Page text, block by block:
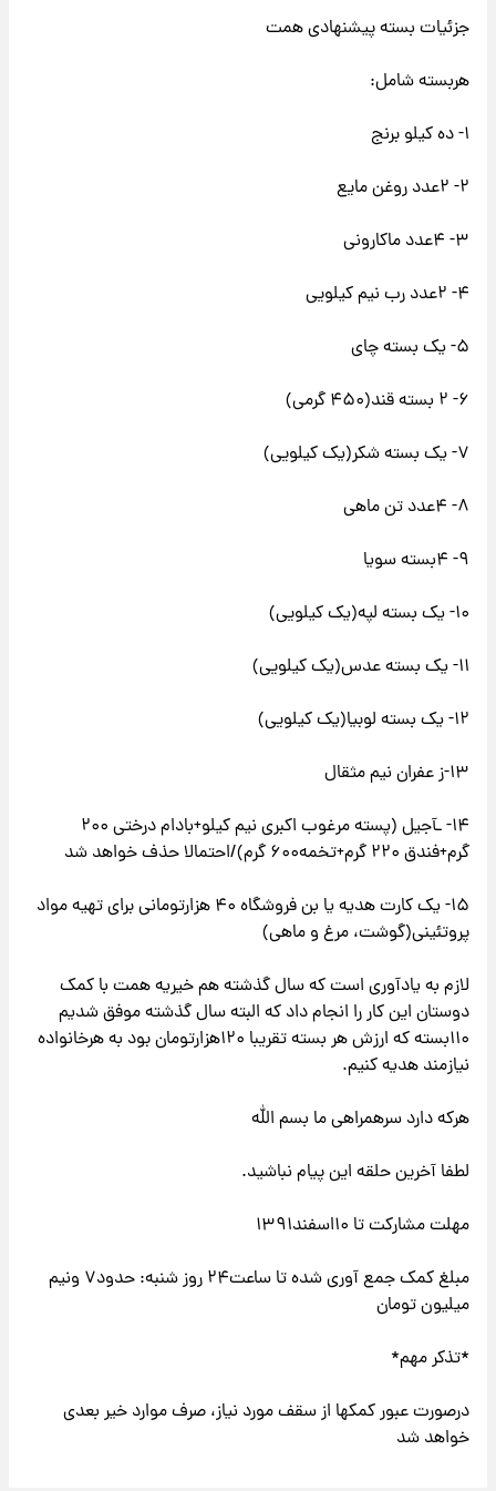
جزئیات بسته پیشنهادی همت
هربسته شامل:‌
۱- ده کیلو برنج
۲- ۲عدد روغن مایع
۳- ۴عدد ماکارونی
۴- ۲عدد رب نیم کیلویی
۵- یک بسته چای
۶- ۲ بسته قند(۴۵۰ گرمی)
۷- یک بسته شکر(یک کیلویی)
۸- ۴عدد تن ماهی
۹- ۴بسته سویا
۱۰- یک بسته لپه(یک کیلویی)
۱۱- یک بسته عدس(یک کیلویی)
۱۲- یک بسته لوبیا(یک کیلویی)
۱۳-ز عفران نیم مثقال
۱۴- ـآجیل (پسته مرغوب اکبری نیم کیلو+بادام درختی ۲۰۰
گرم+فندق ۲۲۰ گرم+تخمه۶۰۰ گرم)/احتمالا حذف خواهد شد
۱۵- یک کارت هدیه یا بن فروشگاه ۴۰ هزارتومانی برای تهیه مواد
پروتئینی(گوشت، مرغ و ماهی)
لازم به یادآوری است که سال گذشته هم خیریه همت با کمک
دوستان این کار را انجام داد که البته سال گذشته موفق شدیم
۱۱۰بسته که ارزش هر بسته تقریبا ۱۲۰هزارتومان بود به هرخانواده
نیازمند هدیه کنیم.
هرکه دارد سرهمراهی ما بسم الله
لطفا آخرین حلقه این پیام نباشید.
مهلت مشارکت تا ۱۰اسفند۱۳۹۱
مبلغ کمک جمع آوری شده تا ساعت۲۴ روز شنبه: حدود۷ ونیم
میلیون تومان
*تذکر مهم*
درصورت عبور کمکها از سقف مورد نیاز، صرف موارد خیر بعدی
خواهد شد